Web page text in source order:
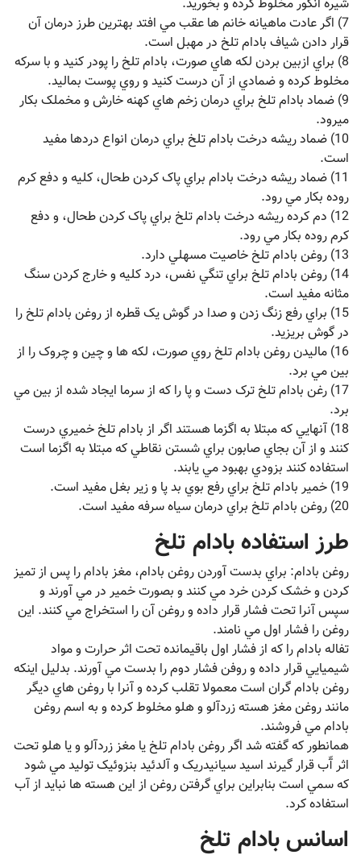
شيره انگور مخلوط کرده و بخوريد.
7) اگر عادت ماهيانه خانم ها عقب مي افتد بهترين طرز درمان آن
قرار دادن شياف بادام تلخ در مهبل است.
8) براي ازبين بردن لکه هاي صورت، بادام تلخ را پودر کنيد و با سرکه
مخلوط کرده و ضمادي از آن درست کنيد و روي پوست بماليد.
9) ضماد بادام تلخ براي درمان زخم هاي کهنه خارش و مخملک بکار
ميرود.
10) ضماد ريشه درخت بادام تلخ براي درمان انواع دردها مفيد
است.
11) ضماد ريشه درخت بادام براي پاک کردن طحال، کليه و دفع کرم
روده بکار مي رود.
12) دم کرده ريشه درخت بادام تلخ براي پاک کردن طحال، و دفع
کرم روده بکار مي رود.
13) روغن بادام تلخ خاصيت مسهلي دارد.
14) روغن بادام تلخ براي تنگي نفس، درد کليه و خارج کردن سنگ
مثانه مفيد است.
15) براي رفع زنگ زدن و صدا در گوش يک قطره از روغن بادام تلخ را
در گوش بريزيد.
16) ماليدن روغن بادام تلخ روي صورت، لکه ها و چين و چروک را از
بين مي برد.
17) رغن بادام تلخ ترک دست و پا را که از سرما ايجاد شده از بين مي
برد.
18) آنهايي که مبتلا به اگزما هستند اگر از بادام تلخ خميري درست
کنند و از آن بجاي صابون براي شستن نقاطي که مبتلا به اگزما است
استفاده کنند بزودي بهبود مي يابند.
19) خمير بادام تلخ براي رفع بوي بد پا و زير بغل مفيد است.
20) روغن بادام تلخ براي درمان سياه سرفه مفيد است.
طرز استفاده بادام تلخ
روغن بادام: براي بدست آوردن روغن بادام، مغز بادام را پس از تميز
کردن و خشک کردن خرد مي کنند و بصورت خمير در مي آورند و
سپس آنرا تحت فشار قرار داده و روغن آن را استخراج مي کنند. اين
روغن را فشار اول مي نامند.
تفاله بادام را که از فشار اول باقيمانده تحت اثر حرارت و مواد
شيميايي قرار داده و روفن فشار دوم را بدست مي آورند. بدليل اينکه
روغن بادام گران است معمولا تقلب کرده و آنرا با روغن هاي ديگر
مانند روغن مغز هسته زردآلو و هلو مخلوط کرده و به اسم روغن
بادام مي فروشند.
همانطور که گفته شد اگر روغن بادام تلخ يا مغز زردآلو و يا هلو تحت
اثر آّب قرار گيرند اسيد سيانيدريک و آلدئيد بنزوئيک توليد مي شود
که سمي است بنابراين براي گرفتن روغن از اين هسته ها نبايد از آب
استفاده کرد.
اسانس بادام تلخ